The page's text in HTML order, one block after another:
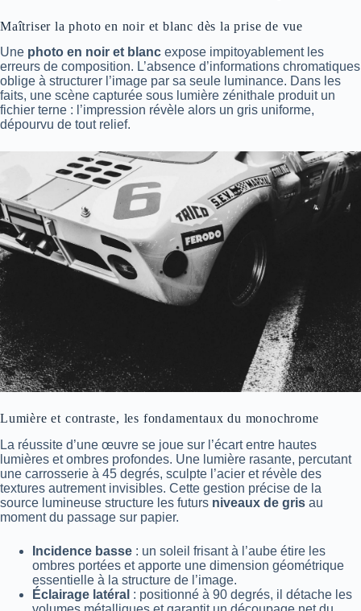
Maîtriser la photo en noir et blanc dès la prise de vue
Une photo en noir et blanc expose impitoyablement les
erreurs de composition. L’absence d’informations chromatiques
oblige à structurer l’image par sa seule luminance. Dans les
faits, une scène capturée sous lumière zénithale produit un
fichier terne : l’impression révèle alors un gris uniforme,
dépourvu de tout relief.
Lumière et contraste, les fondamentaux du monochrome
La réussite d’une œuvre se joue sur l’écart entre hautes
lumières et ombres profondes. Une lumière rasante, percutant
une carrosserie à 45 degrés, sculpte l’acier et révèle des
textures autrement invisibles. Cette gestion précise de la
source lumineuse structure les futurs niveaux de gris au
moment du passage sur papier.
Incidence basse : un soleil frisant à l’aube étire les
ombres portées et apporte une dimension géométrique
essentielle à la structure de l’image.
Éclairage latéral : positionné à 90 degrés, il détache les